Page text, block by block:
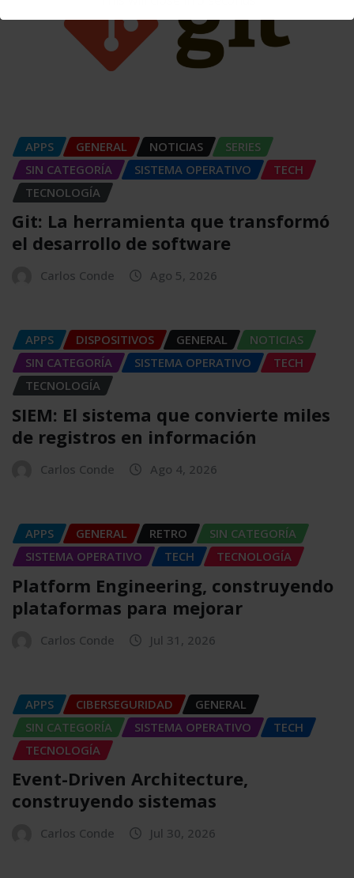
APPS GENERAL NOTICIAS
SERIES
SIN CATEGORÍA
SISTEMA OPERATIVO
TECH
TECNOLOGÍA
Git: La herramienta que transformó
el desarrollo de software
Carlos Conde Ago 5, 2026
APPS DISPOSITIVOS GENERAL
NOTICIAS
SIN CATEGORÍA
SISTEMA OPERATIVO
TECH
TECNOLOGÍA
SIEM: El sistema que convierte miles
de registros en información
Carlos Conde Ago 4, 2026
APPS GENERAL RETRO
SIN CATEGORÍA
SISTEMA OPERATIVO
TECH TECNOLOGÍA
Platform Engineering, construyendo
plataformas para mejorar
Carlos Conde Jul 31, 2026
APPS CIBERSEGURIDAD
GENERAL
SIN CATEGORÍA
SISTEMA OPERATIVO
TECH
TECNOLOGÍA
Event-Driven Architecture,
construyendo sistemas
Carlos Conde Jul 30, 2026